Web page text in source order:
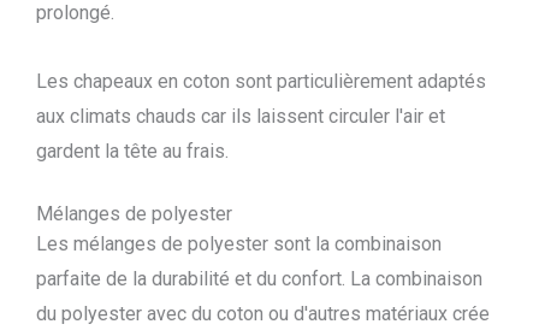
prolongé.
Les chapeaux en coton sont particulièrement adaptés
aux climats chauds car ils laissent circuler l'air et
gardent la tête au frais.
Mélanges de polyester
Les mélanges de polyester sont la combinaison
parfaite de la durabilité et du confort. La combinaison
du polyester avec du coton ou d'autres matériaux crée